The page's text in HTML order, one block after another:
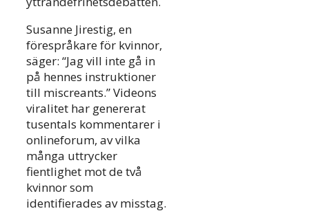
Susanne Jirestig, en
förespråkare för kvinnor,
säger: “Jag vill inte gå in
på hennes instruktioner
till miscreants.” Videons
viralitet har genererat
tusentals kommentarer i
onlineforum, av vilka
många uttrycker
fientlighet mot de två
kvinnor som
identifierades av misstag.